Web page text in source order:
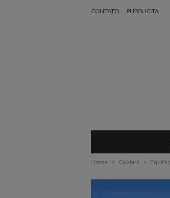
CONTATTI PUBBLICITA’
Home Calabria Equità